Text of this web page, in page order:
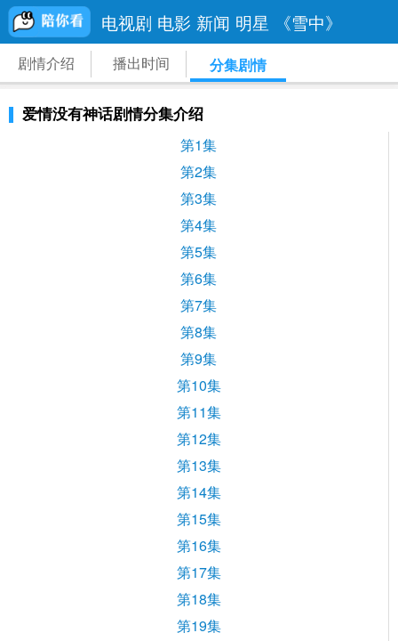
电视剧 电影 新闻 明星 《雪中》
剧情介绍 播出时间 分集剧情
爱情没有神话剧情分集介绍
第1集
第2集
第3集
第4集
第5集
第6集
第7集
第8集
第9集
第10集
第11集
第12集
第13集
第14集
第15集
第16集
第17集
第18集
第19集